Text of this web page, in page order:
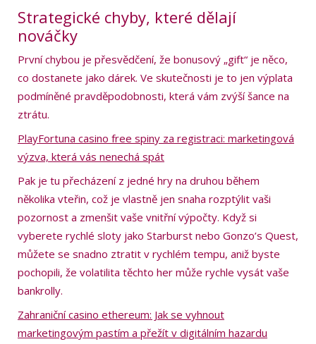
Strategické chyby, které dělají
nováčky
První chybou je přesvědčení, že bonusový „gift“ je něco,
co dostanete jako dárek. Ve skutečnosti je to jen výplata
podmíněné pravděpodobnosti, která vám zvýší šance na
ztrátu.
PlayFortuna casino free spiny za registraci: marketingová
výzva, která vás nenechá spát
Pak je tu přecházení z jedné hry na druhou během
několika vteřin, což je vlastně jen snaha rozptýlit vaši
pozornost a zmenšit vaše vnitřní výpočty. Když si
vyberete rychlé sloty jako Starburst nebo Gonzo’s Quest,
můžete se snadno ztratit v rychlém tempu, aniž byste
pochopili, že volatilita těchto her může rychle vysát vaše
bankrolly.
Zahraniční casino ethereum: Jak se vyhnout
marketingovým pastím a přežít v digitálním hazardu